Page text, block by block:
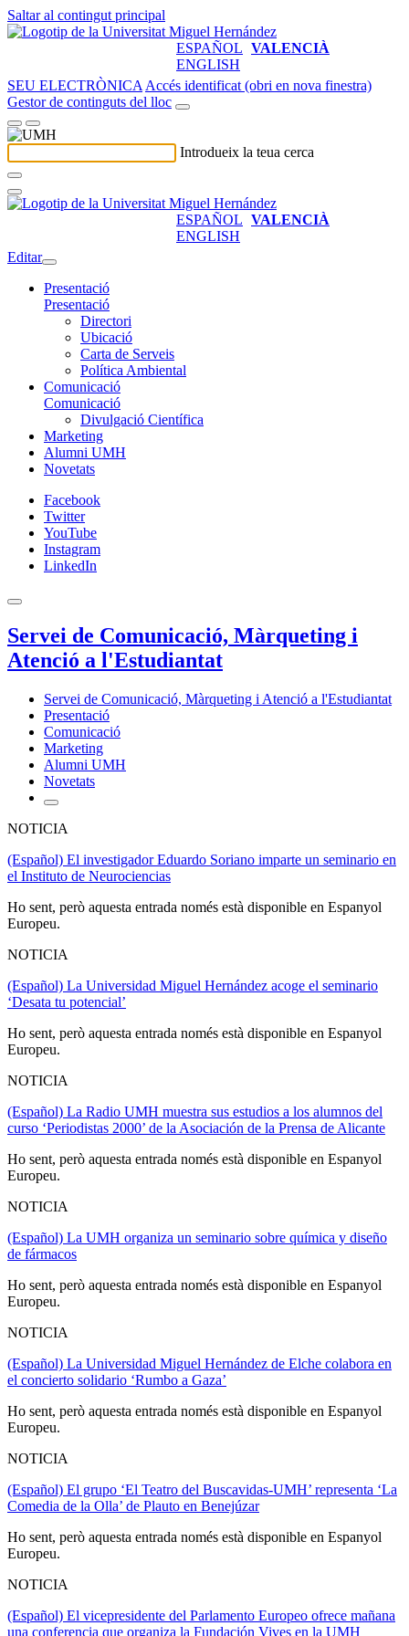
Saltar al contingut principal
ESPAÑOL VALENCIÀ
ENGLISH
SEU ELECTRÒNICA Accés identificat (obri en nova finestra)
Gestor de continguts del lloc
Introdueix la teua cerca
ESPAÑOL VALENCIÀ
ENGLISH
Editar
Presentació
Presentació
Directori
Ubicació
Carta de Serveis
Política Ambiental
Comunicació
Comunicació
Divulgació Científica
Marketing
Alumni UMH
Novetats
Facebook
Twitter
YouTube
Instagram
LinkedIn
Servei de Comunicació, Màrqueting i
Atenció a l'Estudiantat
Servei de Comunicació, Màrqueting i Atenció a l'Estudiantat
Presentació
Comunicació
Marketing
Alumni UMH
Novetats
NOTICIA
(Español) El investigador Eduardo Soriano imparte un seminario en
el Instituto de Neurociencias
Ho sent, però aquesta entrada només està disponible en Espanyol
Europeu.
NOTICIA
(Español) La Universidad Miguel Hernández acoge el seminario
‘Desata tu potencial’
Ho sent, però aquesta entrada només està disponible en Espanyol
Europeu.
NOTICIA
(Español) La Radio UMH muestra sus estudios a los alumnos del
curso ‘Periodistas 2000’ de la Asociación de la Prensa de Alicante
Ho sent, però aquesta entrada només està disponible en Espanyol
Europeu.
NOTICIA
(Español) La UMH organiza un seminario sobre química y diseño
de fármacos
Ho sent, però aquesta entrada només està disponible en Espanyol
Europeu.
NOTICIA
(Español) La Universidad Miguel Hernández de Elche colabora en
el concierto solidario ‘Rumbo a Gaza’
Ho sent, però aquesta entrada només està disponible en Espanyol
Europeu.
NOTICIA
(Español) El grupo ‘El Teatro del Buscavidas-UMH’ representa ‘La
Comedia de la Olla’ de Plauto en Benejúzar
Ho sent, però aquesta entrada només està disponible en Espanyol
Europeu.
NOTICIA
(Español) El vicepresidente del Parlamento Europeo ofrece mañana
una conferencia que organiza la Fundación Vives en la UMH